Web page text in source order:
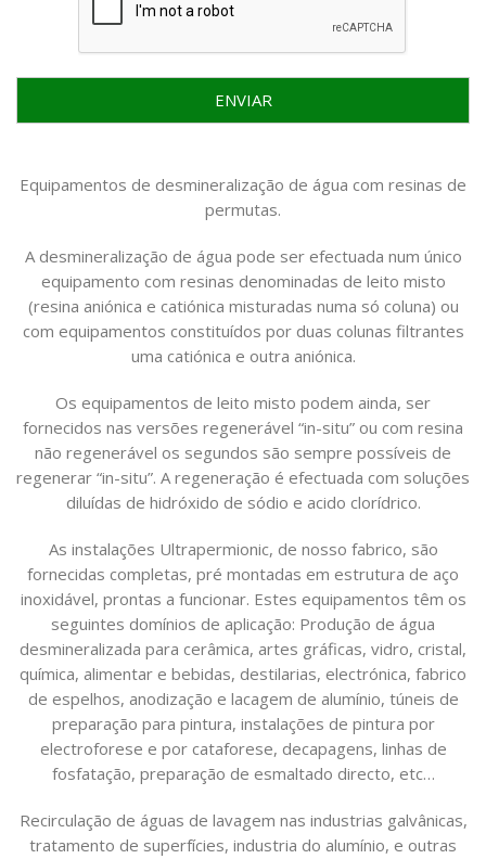
ENVIAR
Equipamentos de desmineralização de água com resinas de
permutas.
A desmineralização de água pode ser efectuada num único
equipamento com resinas denominadas de leito misto
(resina aniónica e catiónica misturadas numa só coluna) ou
com equipamentos constituídos por duas colunas filtrantes
uma catiónica e outra aniónica.
Os equipamentos de leito misto podem ainda, ser
fornecidos nas versões regenerável “in-situ” ou com resina
não regenerável os segundos são sempre possíveis de
regenerar “in-situ”. A regeneração é efectuada com soluções
diluídas de hidróxido de sódio e acido clorídrico.
As instalações Ultrapermionic, de nosso fabrico, são
fornecidas completas, pré montadas em estrutura de aço
inoxidável, prontas a funcionar. Estes equipamentos têm os
seguintes domínios de aplicação: Produção de água
desmineralizada para cerâmica, artes gráficas, vidro, cristal,
química, alimentar e bebidas, destilarias, electrónica, fabrico
de espelhos, anodização e lacagem de alumínio, túneis de
preparação para pintura, instalações de pintura por
electroforese e por cataforese, decapagens, linhas de
fosfatação, preparação de esmaltado directo, etc…
Recirculação de águas de lavagem nas industrias galvânicas,
tratamento de superfícies, industria do alumínio, e outras